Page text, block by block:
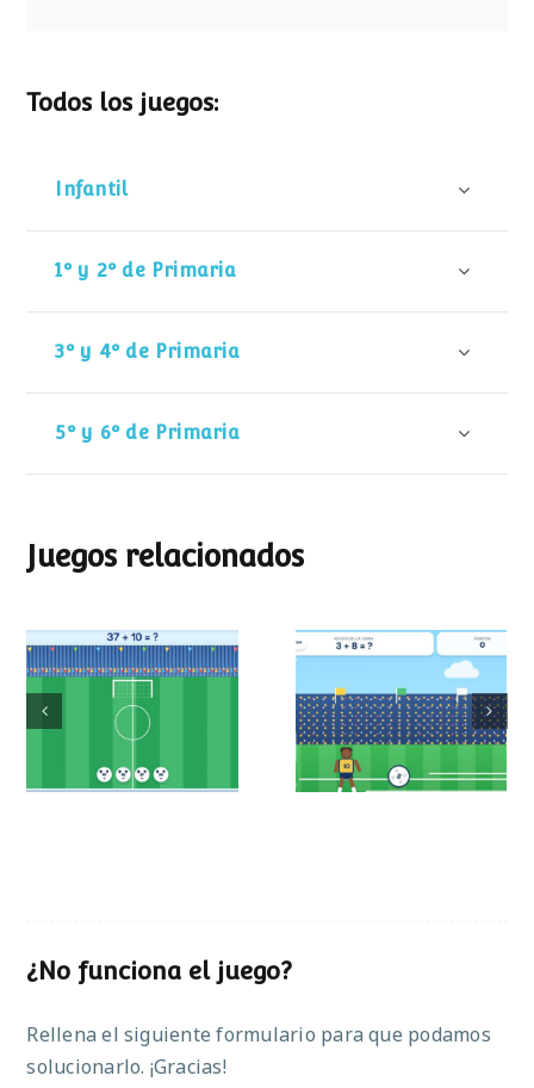
Todos los juegos:
Infantil
1º y 2º de Primaria
3º y 4º de Primaria
5º y 6º de Primaria
Juegos relacionados
Mundial de
operaciones
Partido de sumas
¿No funciona el juego?
Rellena el siguiente formulario para que podamos
solucionarlo. ¡Gracias!